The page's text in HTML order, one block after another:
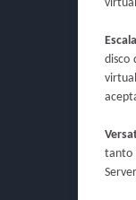
disco
tanto